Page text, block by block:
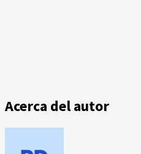
Acerca del autor